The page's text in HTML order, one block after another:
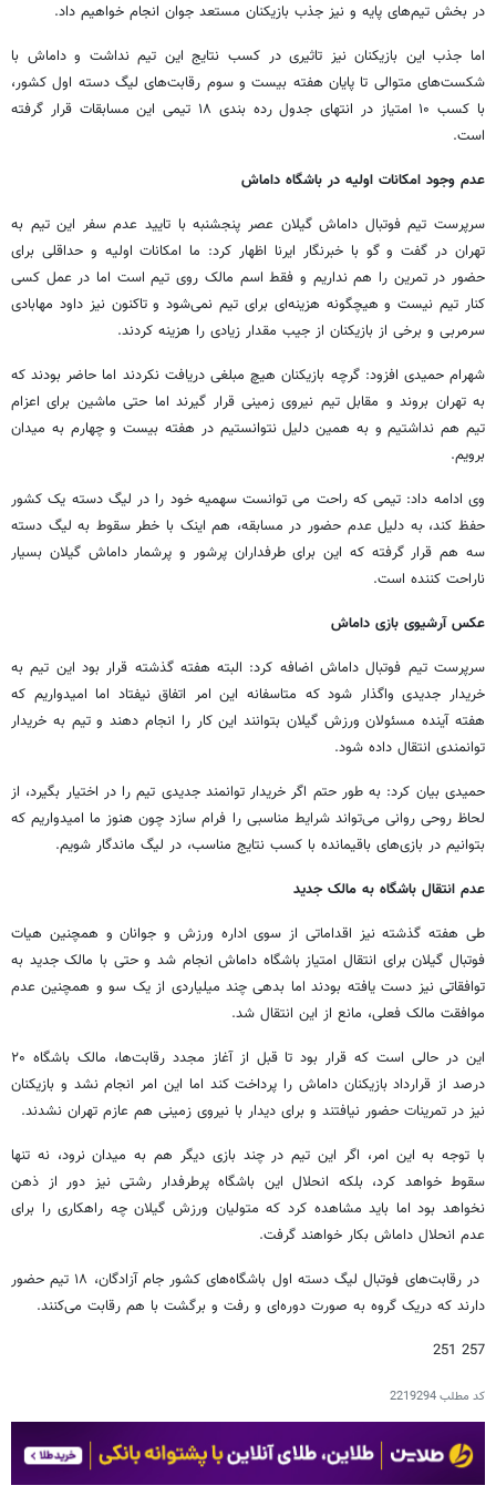
در بخش تیم‌های پایه و نیز جذب بازیکنان مستعد جوان انجام خواهیم داد.
اما جذب این بازیکنان نیز تاثیری در کسب نتایج این تیم نداشت و داماش با
شکست‌های متوالی تا پایان هفته بیست و سوم رقابت‌های لیگ دسته اول کشور،
با کسب ۱۰ امتیاز در انتهای جدول رده بندی ۱۸ تیمی این مسابقات قرار گرفته
است.
عدم وجود امکانات اولیه در باشگاه داماش
سرپرست تیم فوتبال داماش گیلان عصر پنجشنبه با تایید عدم سفر این تیم به
تهران در گفت و گو با خبرنگار ایرنا اظهار کرد: ما امکانات اولیه و حداقلی برای
حضور در تمرین را هم نداریم و فقط اسم مالک روی تیم است اما در عمل کسی
کنار تیم نیست و هیچگونه هزینه‌ای برای تیم نمی‌شود و تاکنون نیز داود مهابادی
سرمربی و برخی از بازیکنان از جیب مقدار زیادی را هزینه کردند.
شهرام حمیدی افزود: گرچه بازیکنان هیچ مبلغی دریافت نکردند اما حاضر بودند که
به تهران بروند و مقابل تیم نیروی زمینی قرار گیرند اما حتی ماشین برای اعزام
تیم هم نداشتیم و به همین دلیل نتوانستیم در هفته بیست و چهارم به میدان
برویم.
وی ادامه داد: تیمی که راحت می توانست سهمیه خود را در لیگ دسته یک کشور
حفظ کند، به دلیل عدم حضور در مسابقه، هم اینک با خطر سقوط به لیگ دسته
سه هم قرار گرفته که این برای طرفداران پرشور و پرشمار داماش گیلان بسیار
ناراحت کننده است.
عکس آرشیوی بازی داماش
سرپرست تیم فوتبال داماش اضافه کرد: البته هفته گذشته قرار بود این تیم به
خریدار جدیدی واگذار شود که متاسفانه این امر اتفاق نیفتاد اما امیدواریم که
هفته آینده مسئولان ورزش گیلان بتوانند این کار را انجام دهند و تیم به خریدار
توانمندی انتقال داده شود.
حمیدی بیان کرد: به طور حتم اگر خریدار توانمند جدیدی تیم را در اختیار بگیرد، از
لحاظ روحی روانی می‌تواند شرایط مناسبی را فرام سازد چون هنوز ما امیدواریم که
بتوانیم در بازی‌های باقیمانده با کسب نتایج مناسب، در لیگ ماندگار شویم.
عدم انتقال باشگاه به مالک جدید
طی هفته گذشته نیز اقداماتی از سوی اداره ورزش و جوانان و همچنین هیات
فوتبال گیلان برای انتقال امتیاز باشگاه داماش انجام شد و حتی با مالک جدید به
توافقاتی نیز دست یافته بودند اما بدهی چند میلیاردی از یک سو و همچنین عدم
موافقت مالک فعلی، مانع از این انتقال شد.
این در حالی است که قرار بود تا قبل از آغاز مجدد رقابت‌ها، مالک باشگاه ۲۰
درصد از قرارداد بازیکنان داماش را پرداخت کند اما این امر انجام نشد و بازیکنان
نیز در تمرینات حضور نیافتند و برای دیدار با نیروی زمینی هم عازم تهران نشدند.
با توجه به این امر، اگر این تیم در چند بازی دیگر هم به میدان نرود، نه تنها
سقوط خواهد کرد، بلکه انحلال این باشگاه پرطرفدار رشتی نیز دور از ذهن
نخواهد بود اما باید مشاهده کرد که متولیان ورزش گیلان چه راهکاری را برای
عدم انحلال داماش بکار خواهند گرفت.
در رقابت‌های فوتبال لیگ دسته اول باشگاه‌های کشور جام آزادگان، ۱۸ تیم حضور
دارند که دریک گروه به صورت دوره‌ای و رفت و برگشت با هم رقابت می‌کنند.
257 251
کد مطلب2219294